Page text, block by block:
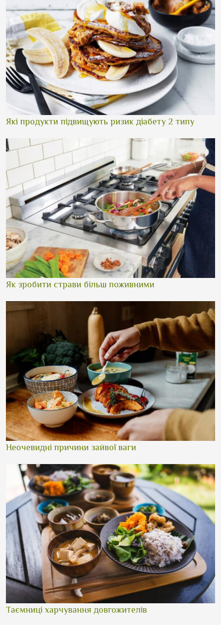
Які продукти підвищують ризик діабету 2 типу
Як зробити страви більш поживними
Неочевидні причини зайвої ваги
Таємниці харчування довгожителів